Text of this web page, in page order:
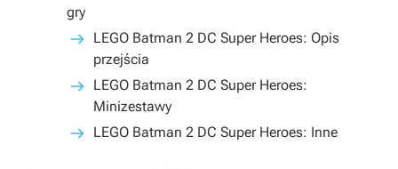
gry
LEGO Batman 2 DC Super Heroes: Opis
przejścia
LEGO Batman 2 DC Super Heroes:
Minizestawy
LEGO Batman 2 DC Super Heroes: Inne